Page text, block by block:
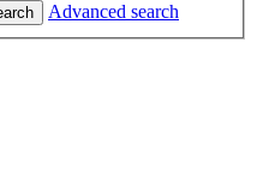
Advanced search